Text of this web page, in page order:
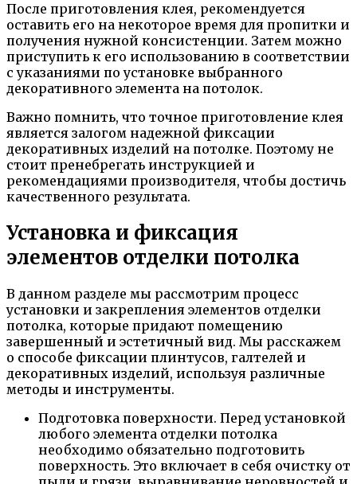
После приготовления клея, рекомендуется
оставить его на некоторое время для пропитки и
получения нужной консистенции. Затем можно
приступить к его использованию в соответствии
с указаниями по установке выбранного
декоративного элемента на потолок.
Важно помнить, что точное приготовление клея
является залогом надежной фиксации
декоративных изделий на потолке. Поэтому не
стоит пренебрегать инструкцией и
рекомендациями производителя, чтобы достичь
качественного результата.
Установка и фиксация
элементов отделки потолка
В данном разделе мы рассмотрим процесс
установки и закрепления элементов отделки
потолка, которые придают помещению
завершенный и эстетичный вид. Мы расскажем
о способе фиксации плинтусов, галтелей и
декоративных изделий, используя различные
методы и инструменты.
Подготовка поверхности. Перед установкой
любого элемента отделки потолка
необходимо обязательно подготовить
поверхность. Это включает в себя очистку от